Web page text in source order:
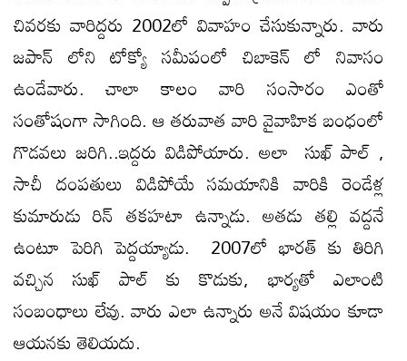
చివరకు వారిద్దరు 2002లో వివాహం చేసుకున్నారు. వారు
జపాన్ లోని టోక్యో సమీపంలో చిబాకెన్ లో నివాసం
ఉండేవారు. చాలా కాలం వారి సంసారం ఎంతో
సంతోషంగా సాగింది. ఆ తరువాత వారి వైవాహిక బంధంలో
గొడవలు జరిగి..ఇద్దరు విడిపోయారు. అలా సుఖ్ పాల్ ,
సాచీ దంపతులు విడిపోయే సమయానికి వారికి రెండేళ్ల
కుమారుడు రిన్ తకహటా ఉన్నాడు. అతడు తల్లి వద్దనే
ఉంటూ పెరిగి పెద్దయ్యాడు. 2007లో భారత్ కు తిరిగి
వచ్చిన సుఖ్ పాల్ కు కొడుకు, భార్యతో ఎలాంటి
సంబంధాలు లేవు. వారు ఎలా ఉన్నారు అనే విషయం కూడా
ఆయనకు తెలియదు.